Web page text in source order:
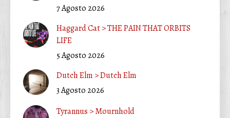
7 Agosto 2026
Haggard Cat > THE PAIN THAT ORBITS
LIFE
5 Agosto 2026
Dutch Elm > Dutch Elm
3 Agosto 2026
Tyrannus > Mournhold